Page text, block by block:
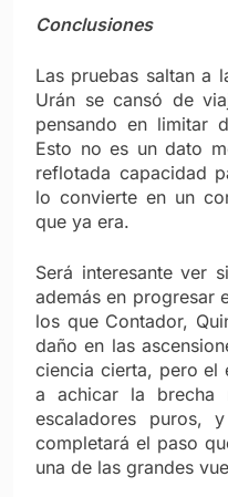
Conclusiones
Las pruebas saltan a
Urán se cansó de
pensando en limitar
Esto no es un dato
reflotada capacidad
lo convierte en un
que ya era.
Será interesante ver
además en progresar
los que Contador,
daño en las
ciencia cierta, pero el
a achicar la brecha
escaladores puros,
completará el paso
una de las grandes